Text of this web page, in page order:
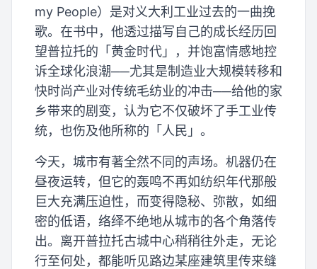
my People）是对义大利工业过去的一曲挽
歌。在书中，他透过描写自己的成长经历回
望普拉托的「黄金时代」，并饱富情感地控
诉全球化浪潮──尤其是制造业大规模转移和
快时尚产业对传统毛纺业的冲击──给他的家
乡带来的剧变，认为它不仅破坏了手工业传
统，也伤及他所称的「人民」。
今天，城市有著全然不同的声场。机器仍在
昼夜运转，但它的轰鸣不再如纺织年代那般
巨大充满压迫性，而变得隐秘、弥散，如细
密的低语，络绎不绝地从城市的各个角落传
出。离开普拉托古城中心稍稍往外走，无论
行至何处，都能听见路边某座建筑里传来缝